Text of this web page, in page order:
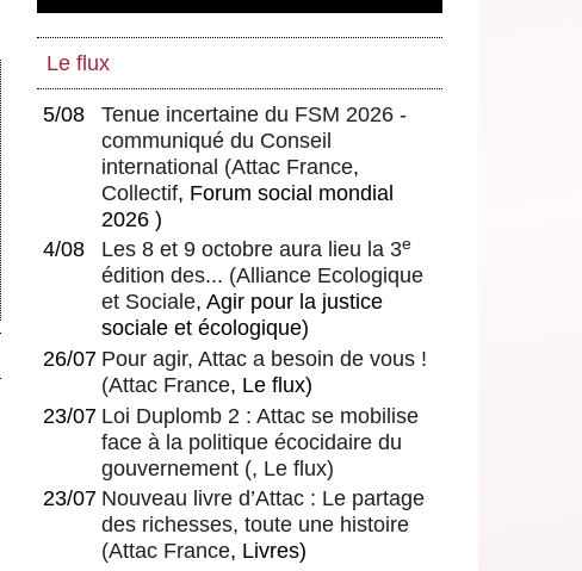
Le flux
5/08
Tenue incertaine du FSM 2026 -
communiqué du Conseil
international (Attac France,
Collectif, Forum social mondial
2026 )
4/08
Les 8 et 9 octobre aura lieu la 3e
édition des... (Alliance Ecologique
et Sociale, Agir pour la justice
sociale et écologique)
26/07 Pour agir, Attac a besoin de vous !
(Attac France, Le flux)
23/07 Loi Duplomb 2 : Attac se mobilise
face à la politique écocidaire du
gouvernement (, Le flux)
23/07 Nouveau livre d’Attac : Le partage
des richesses, toute une histoire
(Attac France, Livres)